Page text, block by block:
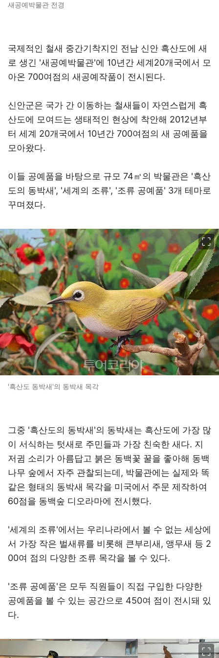
새공예박물관 전경
국제적인 철새 중간기착지인 전남 신안 흑산도에 새
로 생긴 '새공예박물관'에 10년간 세계20개국에서 모
아온 700여점의 새공예작품이 전시된다.
신안군은 국가 간 이동하는 철새들이 자연스럽게 흑
산도에 모여드는 생태적인 현상에 착안해 2012년부
터 세계 20개국에서 10년간 700여점의 새 공예품을
모아왔다.
이들 공예품을 바탕으로 규모 74㎡의 박물관은 '흑산
도의 동박새', '세계의 조류', '조류 공예품' 3개 테마로
꾸며졌다.
'흑산도 동박새'의 동박새 목각
그중 '흑산도의 동박새'의 동박새는 흑산도에 가장 많
이 서식하는 텃새로 주민들과 가장 친숙한 새다. 지
저귐 소리가 아름답고 붉은 동백꽃 꿀을 좋아해 동백
나무 숲에서 자주 관찰되는데, 박물관에는 실제와 똑
같은 형태의 동박새 목각을 미국에서 주문 제작하여
60점을 동백숲 디오라마에 전시했다.
'세계의 조류'에서는 우리나라에서 볼 수 없는 세상에
서 가장 작은 벌새류를 비롯해 큰부리새, 앵무새 등 2
00여 점의 다양한 조류 목각을 볼 수 있다.
'조류 공예품'은 모두 직원들이 직접 구입한 다양한
공예품을 볼 수 있는 공간으로 450여 점이 전시돼 있
다.